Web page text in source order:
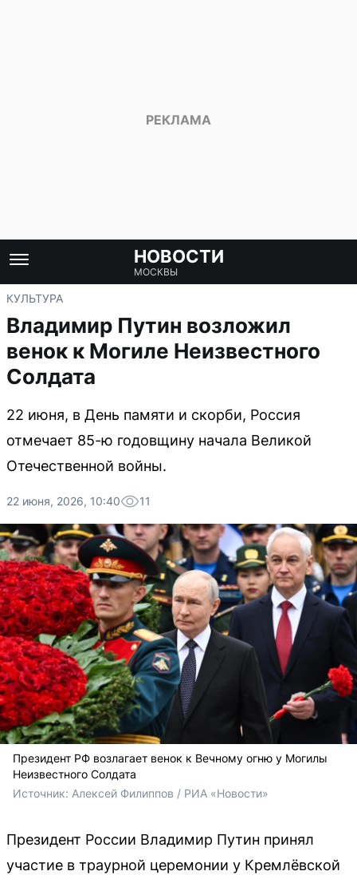
НОВОСТИ
МОСКВЫ
КУЛЬТУРА
Владимир Путин возложил
венок к Могиле Неизвестного
Солдата
22 июня, в День памяти и скорби, Россия
отмечает 85-ю годовщину начала Великой
Отечественной войны.
22 июня, 2026, 10:40 11
Президент РФ возлагает венок к Вечному огню у Могилы
Неизвестного Солдата
Источник: Алексей Филиппов / РИА «Новости»
Президент России Владимир Путин принял
участие в траурной церемонии у Кремлёвской